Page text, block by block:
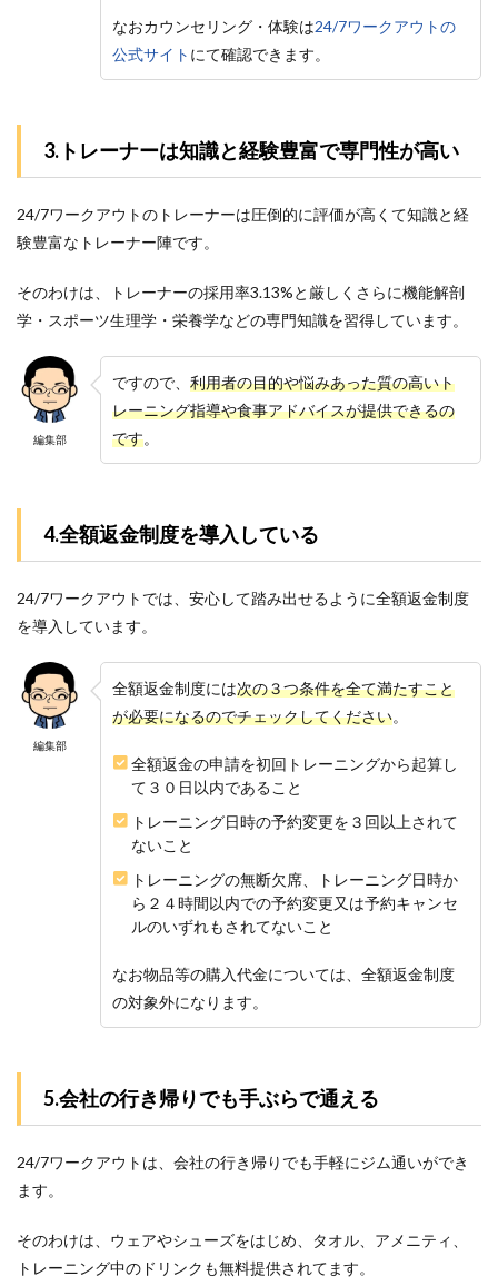
なおカウンセリング・体験は24/7ワークアウトの
公式サイト にて確認できます。
3.トレーナーは知識と経験豊富で専門性が高い
24/7ワークアウトのトレーナーは圧倒的に評価が高くて知識と経
験豊富なトレーナー陣です。
そのわけは、トレーナーの採用率3.13%と厳しくさらに機能解剖
学・スポーツ生理学・栄養学などの専門知識を習得しています。
編集部
ですので、 利用者の目的や悩みあった質の高いト
レーニング指導や食事アドバイスが提供できるの
です。
4.全額返金制度を導入している
24/7ワークアウトでは、安心して踏み出せるように全額返金制度
を導入しています。
編集部
全額返金制度には次の３つ条件を全て満たすこと
が必要になるのでチェックしてください。
全額返金の申請を初回トレーニングから起算し
て３０日以内であること
トレーニング日時の予約変更を３回以上されて
ないこと
トレーニングの無断欠席、トレーニング日時か
ら２４時間以内での予約変更又は予約キャンセ
ルのいずれもされてないこと
なお物品等の購入代金については、全額返金制度
の対象外になります。
5.会社の行き帰りでも手ぶらで通える
24/7ワークアウトは、会社の行き帰りでも手軽にジム通いができ
ます。
そのわけは、ウェアやシューズをはじめ、タオル、アメニティ、
トレーニング中のドリンクも無料提供されてます。